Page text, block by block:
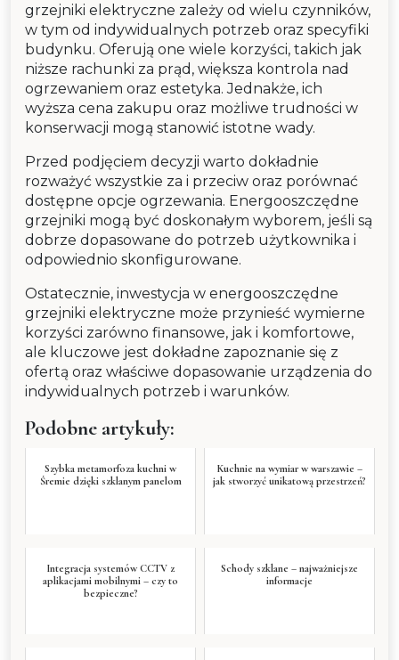
grzejniki elektryczne zależy od wielu czynników,
w tym od indywidualnych potrzeb oraz specyfiki
budynku. Oferują one wiele korzyści, takich jak
niższe rachunki za prąd, większa kontrola nad
ogrzewaniem oraz estetyka. Jednakże, ich
wyższa cena zakupu oraz możliwe trudności w
konserwacji mogą stanowić istotne wady.
Przed podjęciem decyzji warto dokładnie
rozważyć wszystkie za i przeciw oraz porównać
dostępne opcje ogrzewania. Energooszczędne
grzejniki mogą być doskonałym wyborem, jeśli są
dobrze dopasowane do potrzeb użytkownika i
odpowiednio skonfigurowane.
Ostatecznie, inwestycja w energooszczędne
grzejniki elektryczne może przynieść wymierne
korzyści zarówno finansowe, jak i komfortowe,
ale kluczowe jest dokładne zapoznanie się z
ofertą oraz właściwe dopasowanie urządzenia do
indywidualnych potrzeb i warunków.
Podobne artykuły:
Szybka metamorfoza kuchni w
Śremie dzięki szklanym panelom
Kuchnie na wymiar w warszawie –
jak stworzyć unikatową przestrzeń?
Integracja systemów CCTV z
aplikacjami mobilnymi – czy to
bezpieczne?
Schody szklane – najważniejsze
informacje